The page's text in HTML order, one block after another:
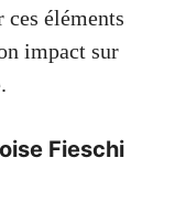
éléments
impact sur
Fieschi